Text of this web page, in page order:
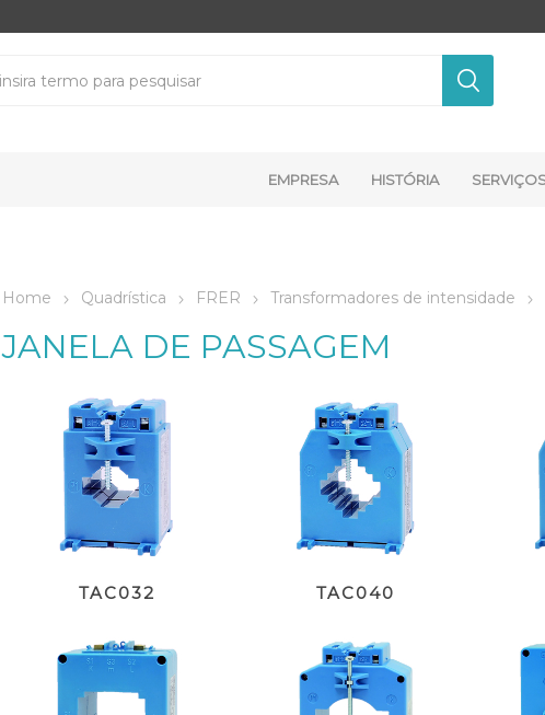
EMPRESA HISTÓRIA
Home Quadrística FRER Transformadores de intensidade
JANELA DE PASSAGEM
TAC032 TAC040